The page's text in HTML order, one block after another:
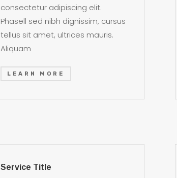
consectetur adipiscing elit.
Phasell sed nibh dignissim, cursus
tellus sit amet, ultrices mauris.
Aliquam
LEARN MORE
Service Title